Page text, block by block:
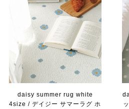
daisy summer rug white
4size / デイジー サマーラグ ホ